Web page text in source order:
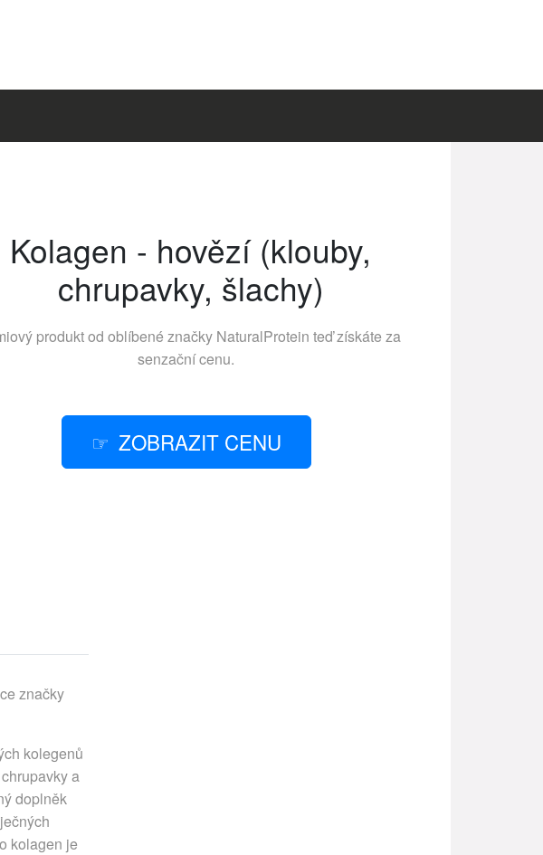
Kolagen - hovězí (klouby,
chrupavky, šlachy)
produkt od oblíbené značky NaturalProtein teď získáte za
senzační cenu.
ZOBRAZIT CENU
značky
kolegenů
a
doplněk
kolagen je